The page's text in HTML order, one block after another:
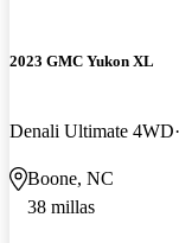
2023 GMC Yukon XL
Denali Ultimate 4WD
Boone, NC
38 millas